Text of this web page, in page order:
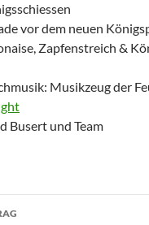
vor dem neuen
Zapfenstreich &
Musikzeug der
Busert und Team